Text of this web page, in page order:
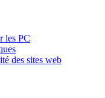
les PC
des sites web